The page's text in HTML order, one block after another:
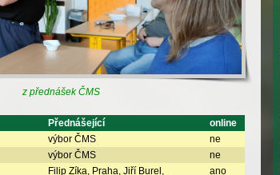
z přednášek ČMS
Přednášející
online
výbor ČMS
ne
výbor ČMS
ne
Filip Zíka, Praha, Jiří Burel,
ano